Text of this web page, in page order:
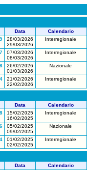
Data Calendario
28/03/2026
29/03/2026
Interregionale
07/03/2026
08/03/2026
Interregionale
26/02/2026
01/03/2026
Nazionale
21/02/2026
22/02/2026
Interregionale
Data Calendario
15/02/2025
16/02/2025
Interregionale
05/02/2025
09/02/2025
Nazionale
01/02/2025
02/02/2025
Interregionale
Data Calendario